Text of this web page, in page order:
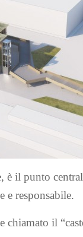
è il punto
e responsabile.
il